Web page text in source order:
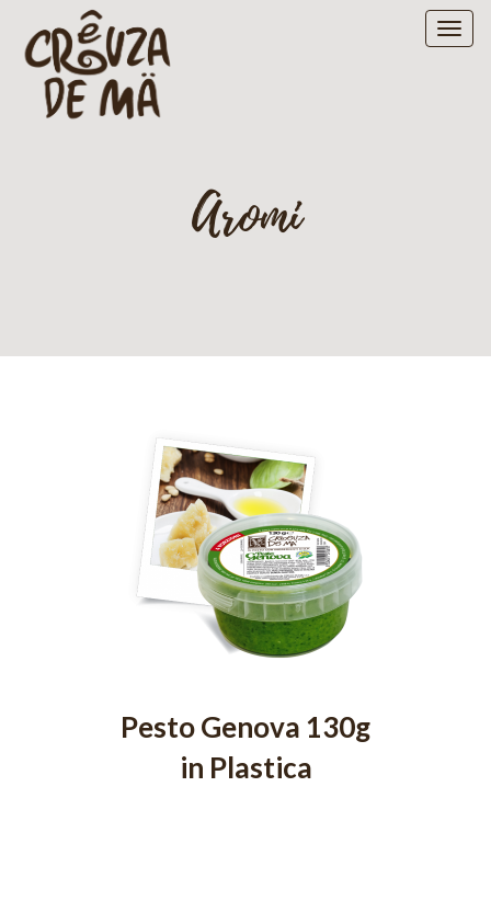
Aromi
Pesto Genova 130g
in Plastica